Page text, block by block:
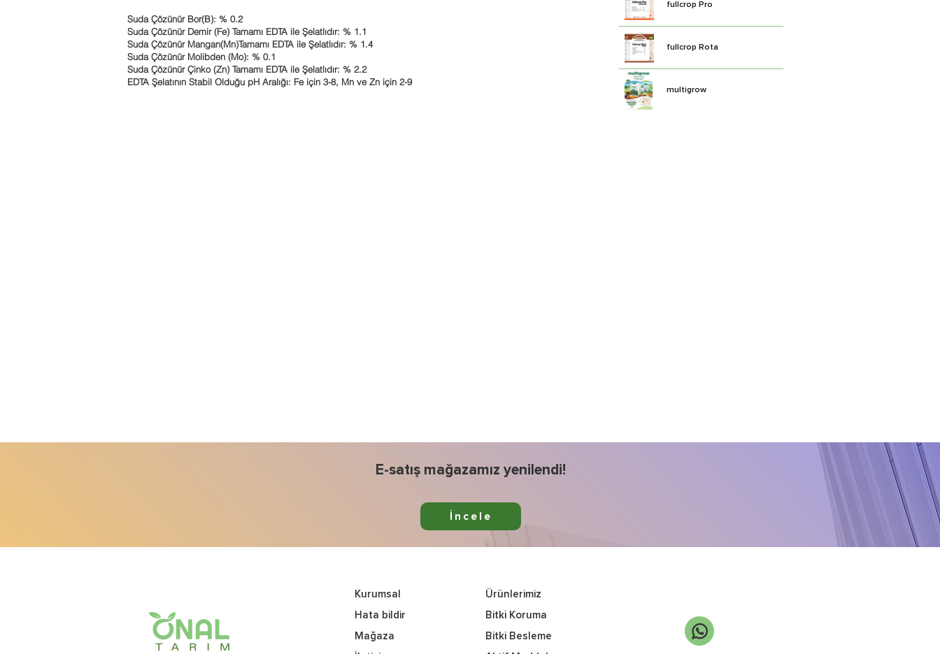
Suda Çözünür Bor(B): % 0.2
Suda Çözünür Demir (Fe) Tamamı EDTA ile Şelatlıdır: % 1.1
Suda Çözünür Mangan(Mn)Tamamı EDTA ile Şelatlıdır: % 1.4
Suda Çözünür Molibden (Mo): % 0.1
Suda Çözünür Çinko (Zn) Tamamı EDTA ile Şelatlıdır: % 2.2
EDTA Şelatının Stabil Olduğu pH Aralığı: Fe için 3-8, Mn ve Zn için 2-9
fullcrop Pro
fullcrop Rota
multigrow
E-satış mağazamız yenilendi!
İncele
Kurumsal
Hata bildir
Mağaza
Ürünlerimiz
Bitki Koruma
Bitki Besleme